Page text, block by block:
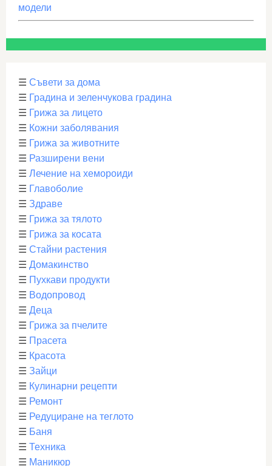
модели
☰ Съвети за дома
☰ Градина и зеленчукова градина
☰ Грижа за лицето
☰ Кожни заболявания
☰ Грижа за животните
☰ Разширени вени
☰ Лечение на хемороиди
☰ Главоболие
☰ Здраве
☰ Грижа за тялото
☰ Грижа за косата
☰ Стайни растения
☰ Домакинство
☰ Пухкави продукти
☰ Водопровод
☰ Деца
☰ Грижа за пчелите
☰ Прасета
☰ Красота
☰ Зайци
☰ Кулинарни рецепти
☰ Ремонт
☰ Редуциране на теглото
☰ Баня
☰ Техника
☰ Маникюр